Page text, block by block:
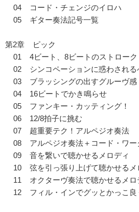
04 コード・チェンジのイロハ
05 ギター奏法記号一覧
第2章 ピック
01 4ビート、8ビートのストローク
02 シンコペーションに惑わされる
03 ブラッシングの出すグルーヴ感
04 16ビートでかき鳴らせ
05 ファンキー・カッティング！
06 12/8拍子に挑む
07 超重要テク！アルペジオ奏法
08 アルペジオ奏法＋コード・ワー
09 音を繋いで聴かせるメロディ
10 弦を引っ張り上げて聴かせるメ
11 オクターヴ奏法で聴かせるメロ
12 フィル・インでグッとかっこ良